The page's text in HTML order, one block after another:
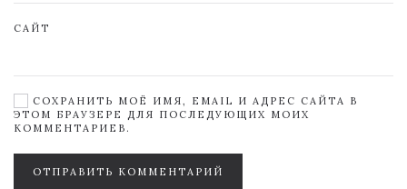
САЙТ
СОХРАНИТЬ МОЁ ИМЯ, EMAIL И АДРЕС САЙТА В
ЭТОМ БРАУЗЕРЕ ДЛЯ ПОСЛЕДУЮЩИХ МОИХ
КОММЕНТАРИЕВ.
ОТПРАВИТЬ КОММЕНТАРИЙ